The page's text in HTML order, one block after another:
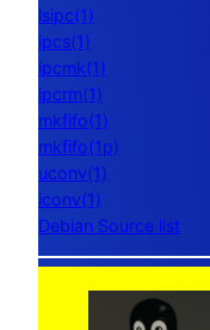
lsipc(1)
ipcs(1)
ipcmk(1)
ipcrm(1)
mkfifo(1)
mkfifo(1p)
uconv(1)
iconv(1)
Debian Source list